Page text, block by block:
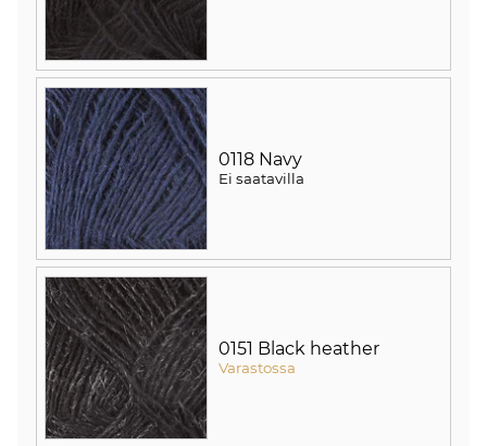
0118 Navy
Ei saatavilla
0151 Black heather
Varastossa